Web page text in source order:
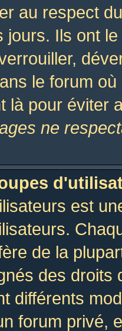
au respect
jours. Ils ont
le forum
là pour éviter
ne
est
de la
des
différents
forum privé,